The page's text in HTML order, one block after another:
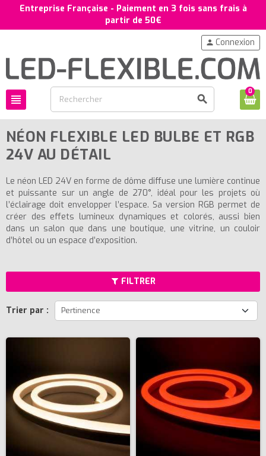
Entreprise Française - Paiement en 3 fois sans frais à
partir de 50€
view_headline search
person Connexion
0
NÉON FLEXIBLE LED BULBE ET RGB
24V AU DÉTAIL
Le néon LED 24V en forme de dôme diffuse une lumière continue
et puissante sur un angle de 270°, idéal pour les projets où
l’éclairage doit envelopper l’espace. Sa version RGB permet de
créer des effets lumineux dynamiques et colorés, aussi bien
dans un salon que dans une boutique, une vitrine, un couloir
d’hôtel ou un espace d’exposition.
Trier par : Pertinence
FILTRER